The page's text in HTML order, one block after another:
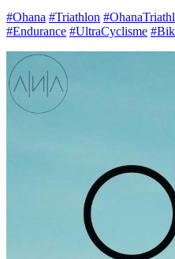
#Ohana #Triathlon
#Endurance #UltraCyclisme